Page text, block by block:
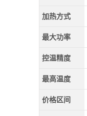
加热方式
最大功率
控温精度
最高温度
价格区间